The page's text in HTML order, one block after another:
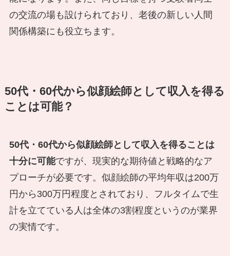
の交流の場も設けられており、老後の新しい人間
関係構築にも役立ちます。
50代・60代から似顔絵師として収入を得る
ことは可能？
50代・60代から似顔絵師として収入を得ることは
十分に可能ですが、現実的な期待値と戦略的なア
プローチが必要です。似顔絵師の平均年収は200万
円から300万円程度とされており、フルタイムで生
計を立てている人は全体の3割程度というのが業界
の実情です。